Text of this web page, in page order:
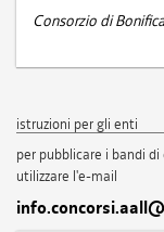
Consorzio di
istruzioni per gli enti
per pubblicare i bandi
utilizzare l'e-mail